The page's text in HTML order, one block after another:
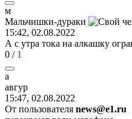
м
Мальчишки-дураки
15:42, 02.08.2022
А с утра тока на алкашку
0 / 1
а
авгуp
15:47, 02.08.2022
От пользователя news@e1.ru